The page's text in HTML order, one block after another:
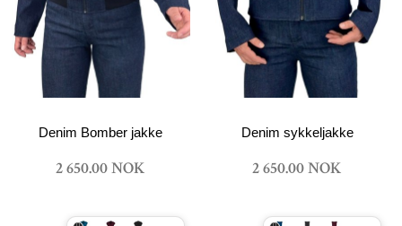
Denim Bomber jakke
2 650.00 NOK
Denim sykkeljakke
2 650.00 NOK